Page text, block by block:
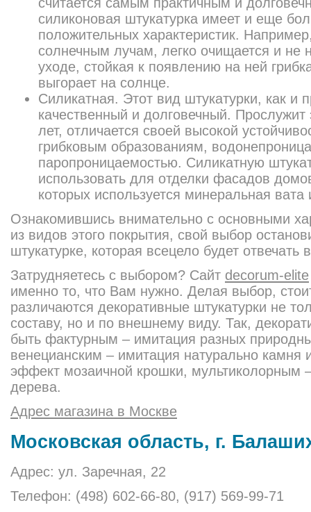
силиконовая штукатурка имеет и еще
положительных характеристик.
солнечным лучам, легко очищается и не
уходе, стойкая к появлению на ней
выгорает на солнце.
Силикатная. Этот вид штукатурки, как
качественный и долговечный.
лет, отличается своей высокой
грибковым образованиям,
паропроницаемостью. Силикатную
использовать для отделки фасадов
которых используется минеральная
Ознакомившись внимательно с основными
из видов этого покрытия, свой выбор
штукатурке, которая всецело будет
Затрудняетесь с выбором? Сайт decorum-elite
именно то, что Вам нужно. Делая выбор,
различаются декоративные штукатурки не
составу, но и по внешнему виду. Так,
быть фактурным – имитация разных
венецианским – имитация натурально
эффект мозаичной крошки, мультиколорным
дерева.
Адрес магазина в Москве
Московская область, г.
Адрес: ул. Заречная, 22
Телефон: (498) 602-66-80, (917) 569-99-71